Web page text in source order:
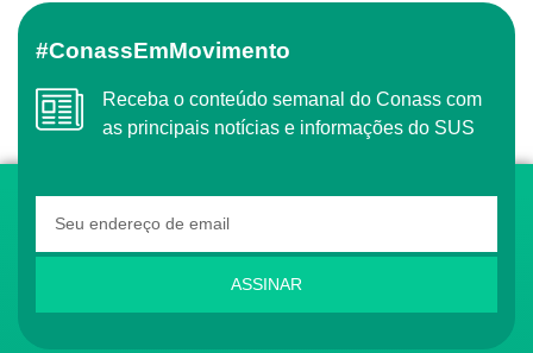
#ConassEmMovimento
Receba o conteúdo semanal do Conass com
as principais notícias e informações do SUS
ASSINAR